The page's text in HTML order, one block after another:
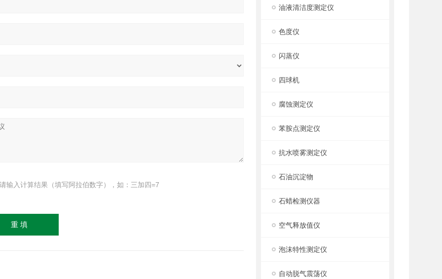
油液清洁度测定仪
色度仪
闪蒸仪
四球机
腐蚀测定仪
苯胺点测定仪
抗水喷雾测定仪
石油沉淀物
石蜡检测仪器
空气释放值仪
泡沫特性测定仪
自动脱气震荡仪
请输入计算结果（填写阿拉伯数字），如：三加四=7